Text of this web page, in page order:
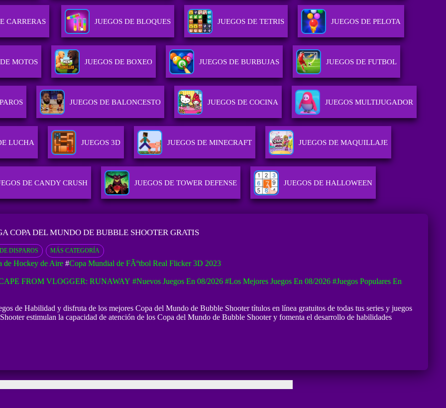
CARRERAS JUEGOS DE BLOQUES JUEGOS DE TETRIS JUEGOS DE PELOTA
MOTOS JUEGOS DE BOXEO JUEGOS DE BURBUJAS JUEGOS DE FUTBOL
JUEGOS DE BALONCESTO JUEGOS DE COCINA JUEGOS MULTIJUGADOR
LUCHA JUEGOS 3D JUEGOS DE MINECRAFT JUEGOS DE MAQUILLAJE
DE CANDY CRUSH JUEGOS DE TOWER DEFENSE JUEGOS DE HALLOWEEN
COPA DEL MUNDO DE BUBBLE SHOOTER GRATIS
DISPAROS MÁS CATEGORÍA
de Hockey de Aire#Copa Mundial de FÃºtbol Real Flicker 3D 2023
FROM VLOGGER: RUNAWAY #Nuevos Juegos En 08/2026 #Los Mejores Juegos En 08/2026 #Juegos Populares En
de Habilidad y disfruta de los mejores Copa del Mundo de Bubble Shooter títulos en línea gratuitos de todas tus series y juegos
estimulan la capacidad de atención de los Copa del Mundo de Bubble Shooter y fomenta el desarrollo de habilidades